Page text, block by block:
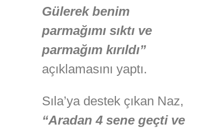
Gülerek benim
parmağımı sıktı ve
parmağım kırıldı”
açıklamasını yaptı.
Sıla’ya destek çıkan Naz,
“Aradan 4 sene geçti ve